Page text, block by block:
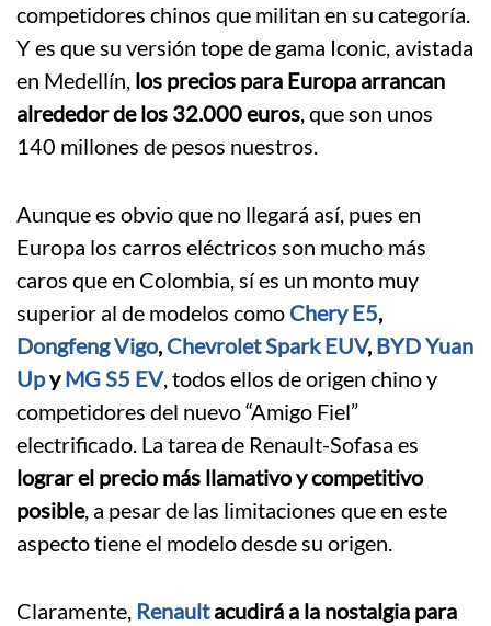
competidores chinos que militan en su categoría.
Y es que su versión tope de gama Iconic, avistada
en Medellín, los precios para Europa arrancan
alrededor de los 32.000 euros, que son unos
140 millones de pesos nuestros.
Aunque es obvio que no llegará así, pues en
Europa los carros eléctricos son mucho más
caros que en Colombia, sí es un monto muy
superior al de modelos como Chery E5,
Dongfeng Vigo,Chevrolet Spark EUV,BYD Yuan
UpyMG S5 EV, todos ellos de origen chino y
competidores del nuevo “Amigo Fiel”
electrificado. La tarea de Renault-Sofasa es
lograr el precio más llamativo y competitivo
posible, a pesar de las limitaciones que en este
aspecto tiene el modelo desde su origen.
Claramente, Renaultacudirá a la nostalgia para